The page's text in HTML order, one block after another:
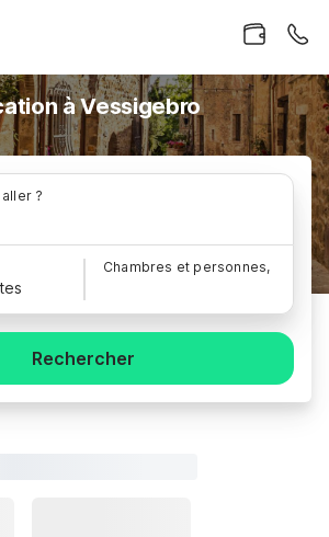
à Vessigebro
?
Chambres et personnes,
Rechercher